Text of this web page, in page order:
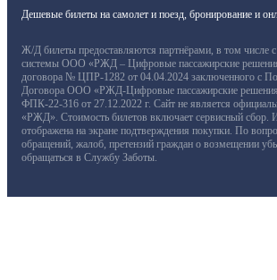
Дешевые билеты на самолет и поезд, бронирование и
Ж/Д билеты предоставляются партнёрами, в том числе
системы ООО «РЖД – Цифровые пассажирские
договора № ЦПР-1282 от 04.04.2024 заключенного с
Договора ООО «РЖД-Цифровые пассажирские
ФПК-22-316 от 27.12.2022 г. Сайт не является
«РЖД». Стоимость билетов включает сервисный сбор.
отображена на экране подтверждения покупки. По
обращений, жалоб, претензий граждан о возмещении
обращаться в Службу Заботы.